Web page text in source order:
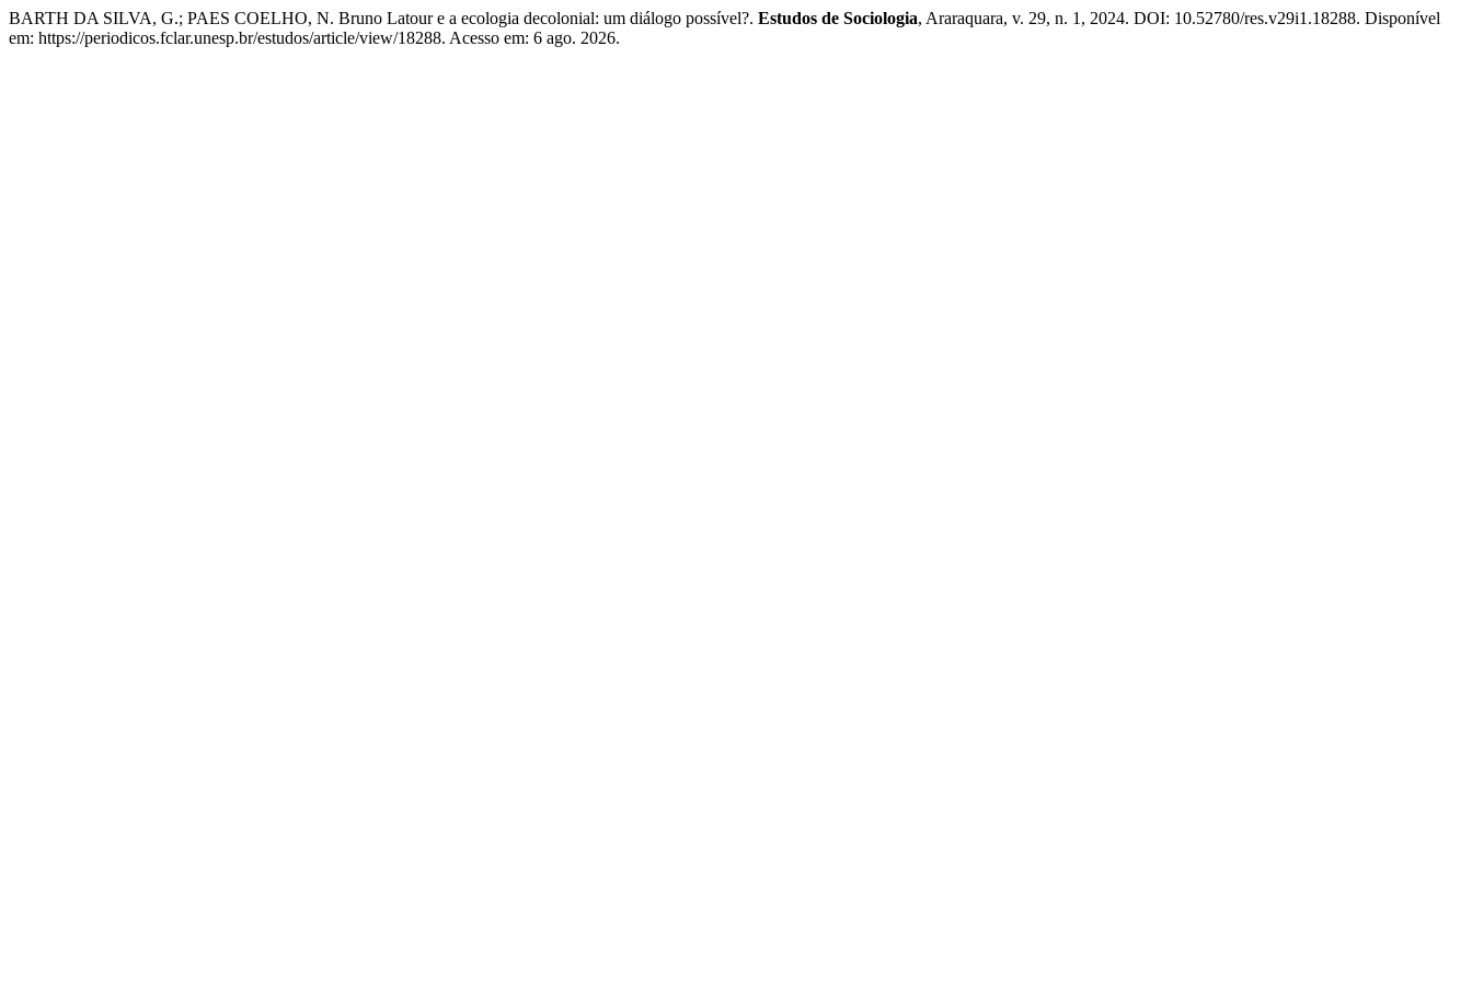
BARTH DA SILVA, G.; PAES COELHO, N. Bruno Latour e a ecologia decolonial: um diálogo possível?. Estudos de Sociologia, Araraquara, v. 29, n. 1, 2024. DOI: 10.52780/res.v29i1.18288. Disponível
em: https://periodicos.fclar.unesp.br/estudos/article/view/18288. Acesso em: 6 ago. 2026.